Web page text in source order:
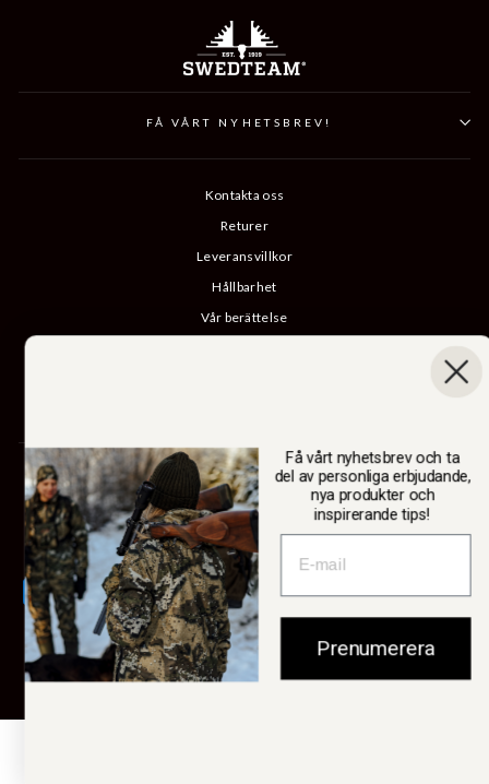
FÅ VÅRT NYHETSBREV!
Kontakta oss
Returer
Leveransvillkor
Hållbarhet
Vår berättelse
SWEDTEAM AB
ValutaSverige (SEK kr)
© 2026 Swedteam
Få vårt nyhetsbrev och ta
del av personliga erbjudande,
nya produkter och
inspirerande tips!
Prenumerera